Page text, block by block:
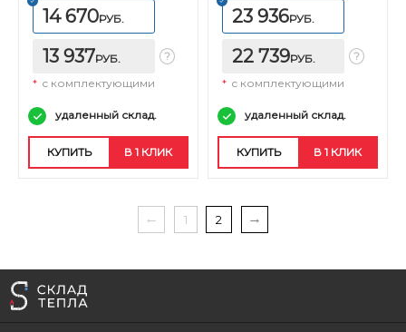
14 670РУБ.
13 937РУБ.
* с комплектующими
удаленный склад.
КУПИТЬ В 1 КЛИК
23 936РУБ.
22 739РУБ.
* с комплектующими
удаленный склад.
КУПИТЬ В 1 КЛИК
1 2